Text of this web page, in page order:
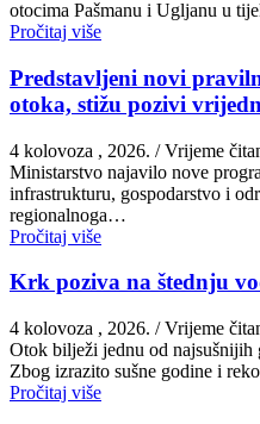
otocima Pašmanu i Ugljanu u
Pročitaj više
Predstavljeni novi
otoka, stižu pozivi
4 kolovoza , 2026. / Vrijeme
Ministarstvo najavilo nove
infrastrukturu, gospodarstvo i
regionalnoga…
Pročitaj više
Krk poziva na štednju
4 kolovoza , 2026. / Vrijeme
Otok bilježi jednu od najsušnijih
Zbog izrazito sušne godine i
Pročitaj više